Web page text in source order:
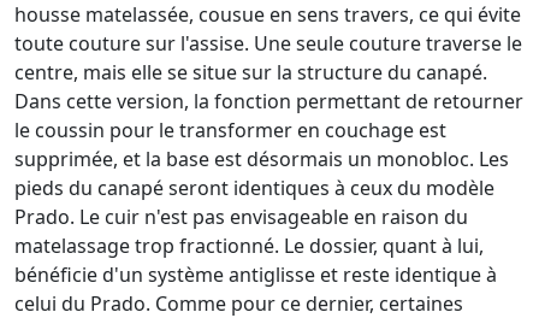
housse matelassée, cousue en sens travers, ce qui évite
toute couture sur l'assise. Une seule couture traverse le
centre, mais elle se situe sur la structure du canapé.
Dans cette version, la fonction permettant de retourner
le coussin pour le transformer en couchage est
supprimée, et la base est désormais un monobloc. Les
pieds du canapé seront identiques à ceux du modèle
Prado. Le cuir n'est pas envisageable en raison du
matelassage trop fractionné. Le dossier, quant à lui,
bénéficie d'un système antiglisse et reste identique à
celui du Prado. Comme pour ce dernier, certaines